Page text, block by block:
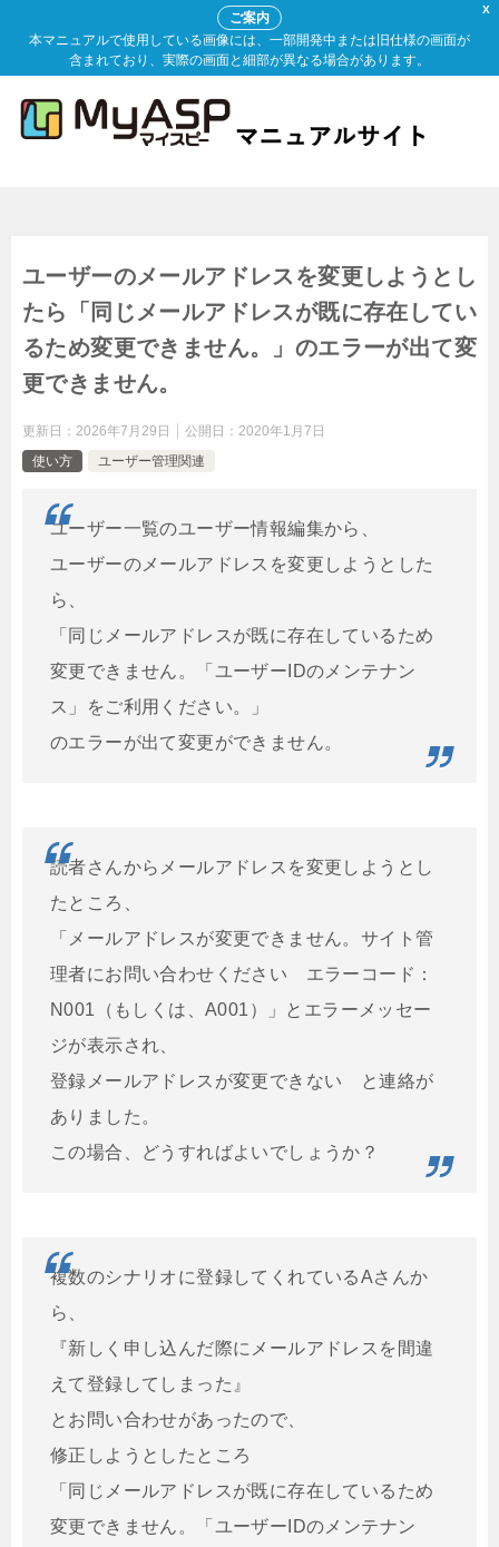
X
ご案内
本マニュアルで使用している画像には、一部開発中または旧仕様の画面が
含まれており、実際の画面と細部が異なる場合があります。
ユーザーのメールアドレスを変更しようとし
たら「同じメールアドレスが既に存在してい
るため変更できません。」のエラーが出て変
更できません。
更新日： 2026年7月29日 公開日： 2020年1月7日
使い方
ユーザー管理関連
ユーザー一覧のユーザー情報編集から、
ユーザーのメールアドレスを変更しようとした
ら、
「同じメールアドレスが既に存在しているため
変更できません。「ユーザーIDのメンテナン
ス」をご利用ください。」
のエラーが出て変更ができません。
読者さんからメールアドレスを変更しようとし
たところ、
「メールアドレスが変更できません。サイト管
理者にお問い合わせください エラーコード：
N001（もしくは、A001）」とエラーメッセー
ジが表示され、
登録メールアドレスが変更できない と連絡が
ありました。
この場合、どうすればよいでしょうか？
複数のシナリオに登録してくれているAさんか
ら、
『新しく申し込んだ際にメールアドレスを間違
えて登録してしまった』
とお問い合わせがあったので、
修正しようとしたところ
「同じメールアドレスが既に存在しているため
変更できません。「ユーザーIDのメンテナン